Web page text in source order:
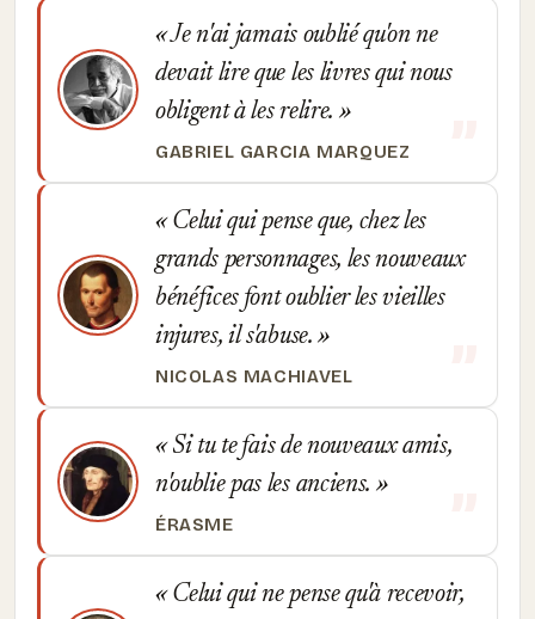
Je n'ai jamais oublié qu'on ne
devait lire que les livres qui nous
obligent à les relire.
GABRIEL GARCIA MARQUEZ
Celui qui pense que, chez les
grands personnages, les nouveaux
bénéfices font oublier les vieilles
injures, il s'abuse.
NICOLAS MACHIAVEL
Si tu te fais de nouveaux amis,
n'oublie pas les anciens.
ÉRASME
Celui qui ne pense qu'à recevoir,